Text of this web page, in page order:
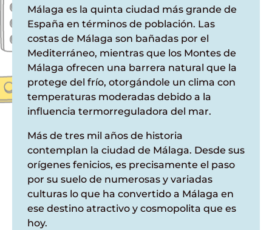
Málaga es la quinta ciudad más grande de
España en términos de población. Las
costas de Málaga son bañadas por el
Mediterráneo, mientras que los Montes de
Málaga ofrecen una barrera natural que la
protege del frío, otorgándole un clima con
temperaturas moderadas debido a la
influencia termorreguladora del mar.
Más de tres mil años de historia
contemplan la ciudad de Málaga. Desde sus
orígenes fenicios, es precisamente el paso
por su suelo de numerosas y variadas
culturas lo que ha convertido a Málaga en
ese destino atractivo y cosmopolita que es
hoy.